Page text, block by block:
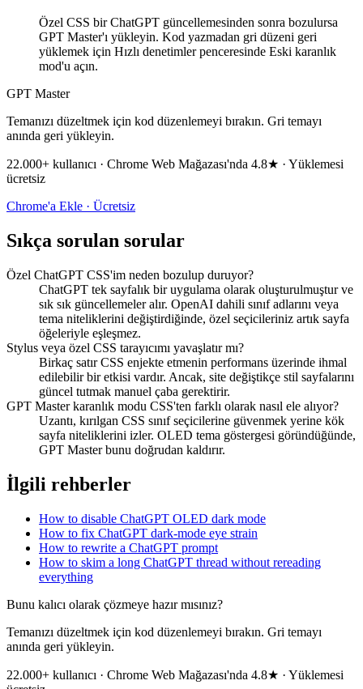
Özel CSS bir ChatGPT güncellemesinden sonra bozulursa
GPT Master'ı yükleyin. Kod yazmadan gri düzeni geri
yüklemek için Hızlı denetimler penceresinde Eski karanlık
mod'u açın.
GPT Master
Temanızı düzeltmek için kod düzenlemeyi bırakın. Gri temayı
anında geri yükleyin.
22.000+ kullanıcı · Chrome Web Mağazası'nda 4.8★ · Yüklemesi
ücretsiz
Chrome'a Ekle · Ücretsiz
Sıkça sorulan sorular
Özel ChatGPT CSS'im neden bozulup duruyor?
ChatGPT tek sayfalık bir uygulama olarak oluşturulmuştur ve
sık sık güncellemeler alır. OpenAI dahili sınıf adlarını veya
tema niteliklerini değiştirdiğinde, özel seçicileriniz artık sayfa
öğeleriyle eşleşmez.
Stylus veya özel CSS tarayıcımı yavaşlatır mı?
Birkaç satır CSS enjekte etmenin performans üzerinde ihmal
edilebilir bir etkisi vardır. Ancak, site değiştikçe stil sayfalarını
güncel tutmak manuel çaba gerektirir.
GPT Master karanlık modu CSS'ten farklı olarak nasıl ele alıyor?
Uzantı, kırılgan CSS sınıf seçicilerine güvenmek yerine kök
sayfa niteliklerini izler. OLED tema göstergesi göründüğünde,
GPT Master bunu doğrudan kaldırır.
İlgili rehberler
How to disable ChatGPT OLED dark mode
How to fix ChatGPT dark-mode eye strain
How to rewrite a ChatGPT prompt
How to skim a long ChatGPT thread without rereading
everything
Bunu kalıcı olarak çözmeye hazır mısınız?
Temanızı düzeltmek için kod düzenlemeyi bırakın. Gri temayı
anında geri yükleyin.
22.000+ kullanıcı · Chrome Web Mağazası'nda 4.8★ · Yüklemesi